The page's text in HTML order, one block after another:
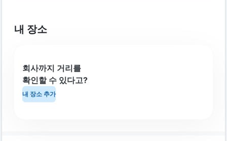
내 장소
회사까지 거리를
확인할 수 있다고?
내 장소 추가